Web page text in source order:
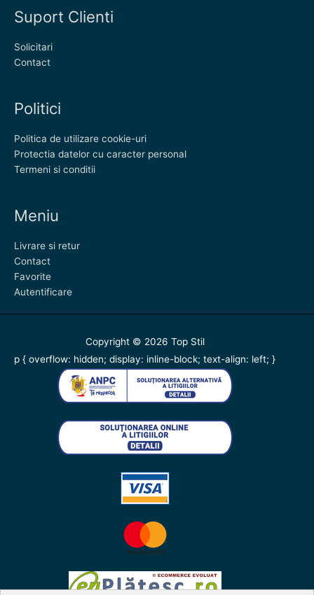
Suport Clienti
Solicitari
Contact
Politici
Politica de utilizare cookie-uri
Protectia datelor cu caracter personal
Termeni si conditii
Meniu
Livrare si retur
Contact
Favorite
Autentificare
Copyright © 2026 Top Stil
p { overflow: hidden; display: inline-block; text-align: left; }